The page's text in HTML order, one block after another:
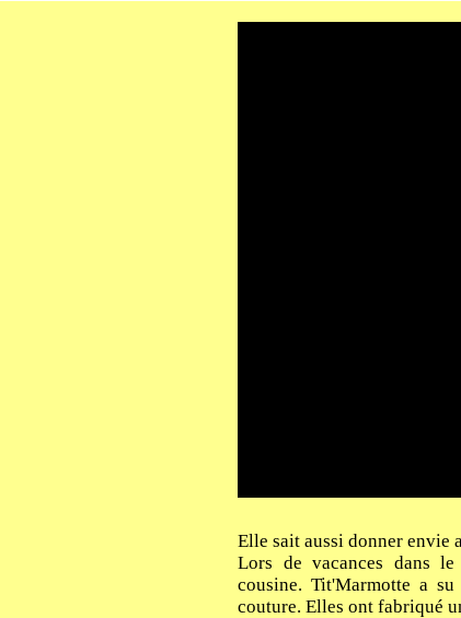
Elle sait aussi donner envie
Lors de vacances dans
cousine. Tit'Marmotte a
couture. Elles ont fabriqué